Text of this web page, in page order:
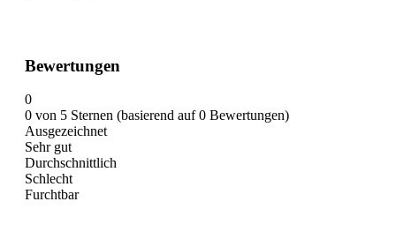
Bewertungen
0
0 von 5 Sternen (basierend auf 0 Bewertungen)
Ausgezeichnet
Sehr gut
Durchschnittlich
Schlecht
Furchtbar